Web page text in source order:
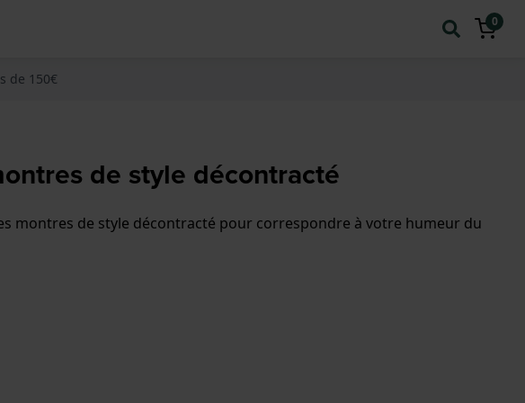
0
de 150€
de style décontracté
montres de style décontracté pour correspondre à votre humeur du